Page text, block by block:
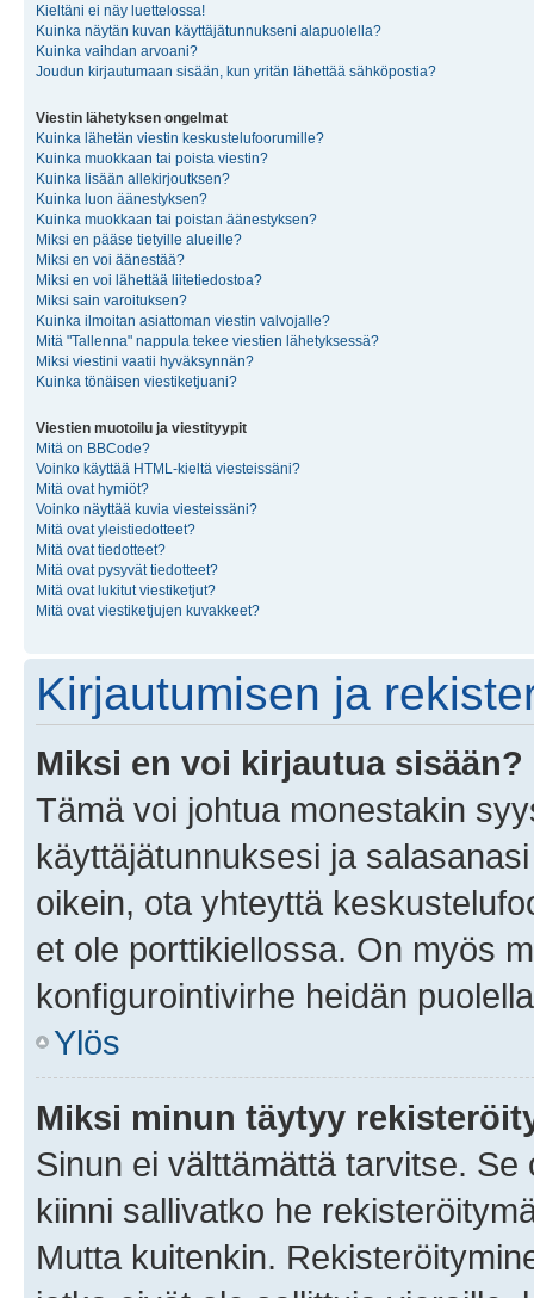
Kieltäni ei näy luettelossa!
Kuinka näytän kuvan käyttäjätunnukseni alapuolella?
Kuinka vaihdan arvoani?
Joudun kirjautumaan sisään, kun yritän lähettää sähköpostia?
Viestin lähetyksen ongelmat
Kuinka lähetän viestin keskustelufoorumille?
Kuinka muokkaan tai poista viestin?
Kuinka lisään allekirjoutksen?
Kuinka luon äänestyksen?
Kuinka muokkaan tai poistan äänestyksen?
Miksi en pääse tietyille alueille?
Miksi en voi äänestää?
Miksi en voi lähettää liitetiedostoa?
Miksi sain varoituksen?
Kuinka ilmoitan asiattoman viestin valvojalle?
Mitä "Tallenna" nappula tekee viestien lähetyksessä?
Miksi viestini vaatii hyväksynnän?
Kuinka tönäisen viestiketjuani?
Viestien muotoilu ja viestityypit
Mitä on BBCode?
Voinko käyttää HTML-kieltä viesteissäni?
Mitä ovat hymiöt?
Voinko näyttää kuvia viesteissäni?
Mitä ovat yleistiedotteet?
Mitä ovat tiedotteet?
Mitä ovat pysyvät tiedotteet?
Mitä ovat lukitut viestiketjut?
Mitä ovat viestiketjujen kuvakkeet?
Kirjautumisen ja
Miksi en voi kirjautua sisään?
Tämä voi johtua monestakin
käyttäjätunnuksesi ja
oikein, ota yhteyttä
et ole porttikiellossa. On myös
konfigurointivirhe heidän
Ylös
Miksi minun täytyy
Sinun ei välttämättä tarvitse.
kiinni sallivatko he
Mutta kuitenkin.